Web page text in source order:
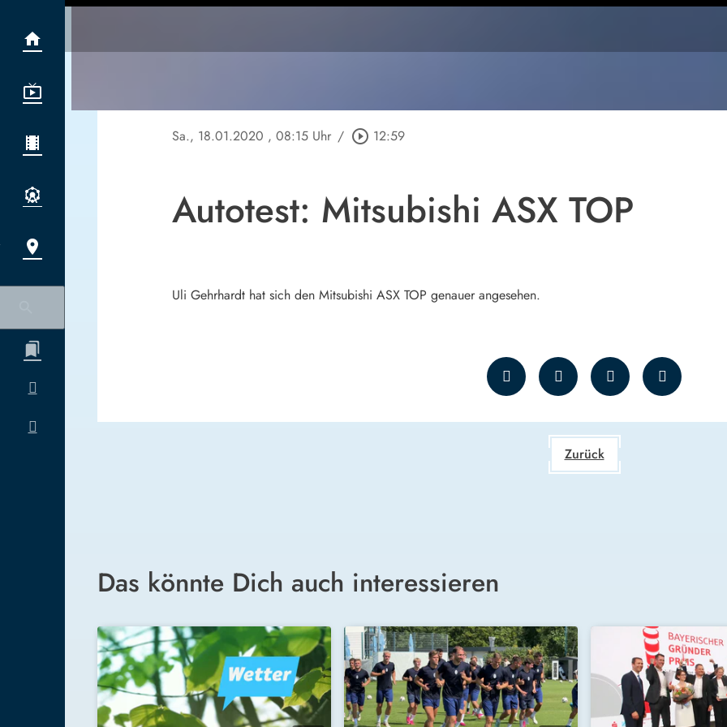
Sa., 18.01.2020 , 08:15 Uhr / play_circle_outline 12:59
Autotest: Mitsubishi ASX TOP
Uli Gehrhardt hat sich den Mitsubishi ASX TOP genauer angesehen.
Zurück
Das könnte Dich auch interessieren